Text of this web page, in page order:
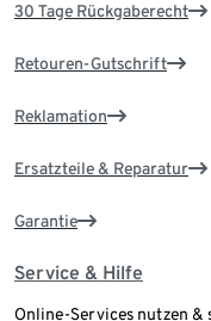
30 Tage Rückgaberecht
Retouren-Gutschrift
Reklamation
Ersatzteile & Reparatur
Garantie
Service & Hilfe
Online-Services nutzen